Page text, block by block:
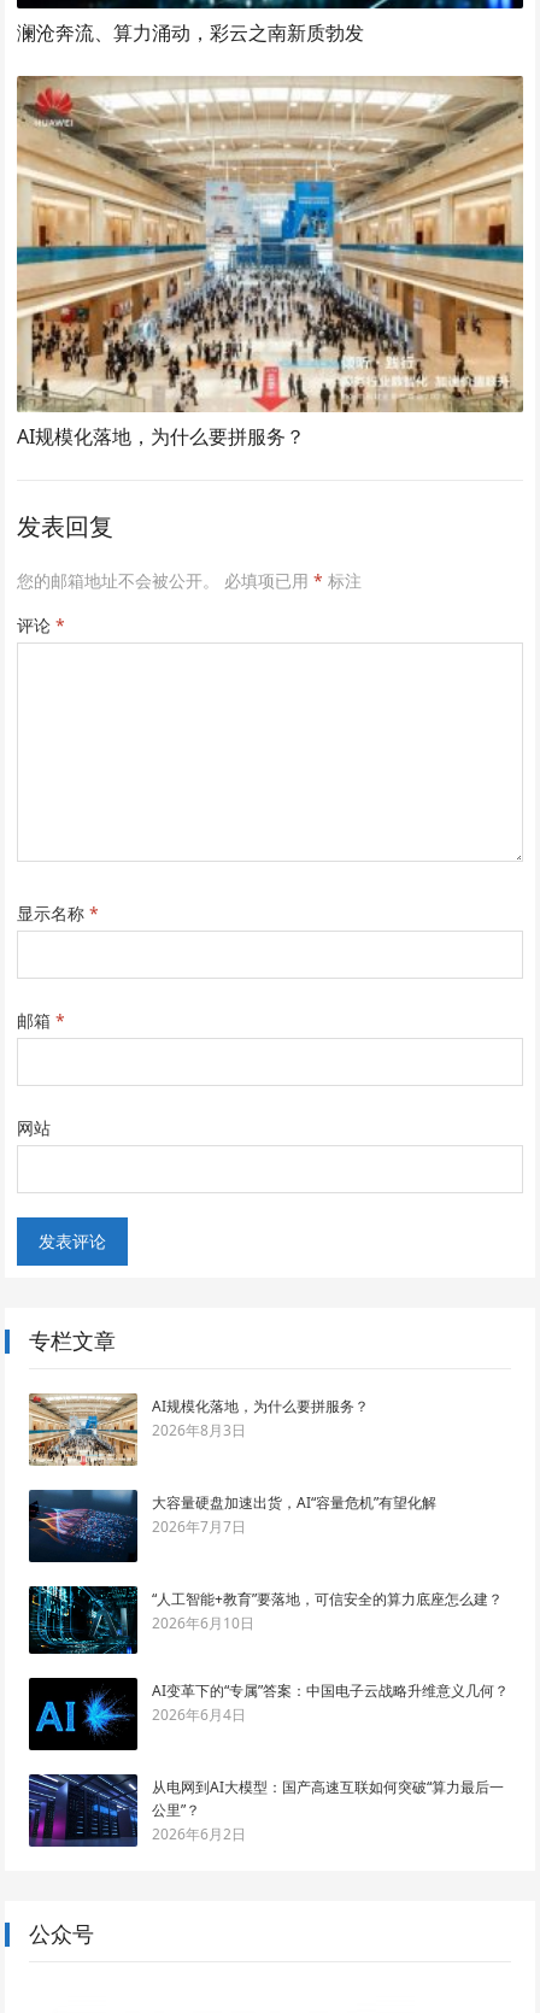
澜沧奔流、算力涌动，彩云之南新质勃发
AI规模化落地，为什么要拼服务？
发表回复
您的邮箱地址不会被公开。 必填项已用* 标注
评论*
显示名称*
邮箱*
网站
专栏文章
AI规模化落地，为什么要拼服务？
2026年8月3日
大容量硬盘加速出货，AI“容量危机”有望化解
2026年7月7日
“人工智能+教育”要落地，可信安全的算力底座怎么建？
2026年6月10日
AI变革下的“专属”答案：中国电子云战略升维意义几何？
2026年6月4日
从电网到AI大模型：国产高速互联如何突破“算力最后一
公里”？
2026年6月2日
公众号